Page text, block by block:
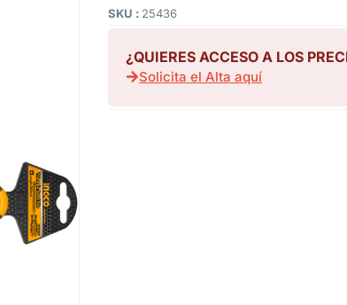
SKU : 25436
¿QUIERES ACCESO A LOS
Solicita el Alta aquí